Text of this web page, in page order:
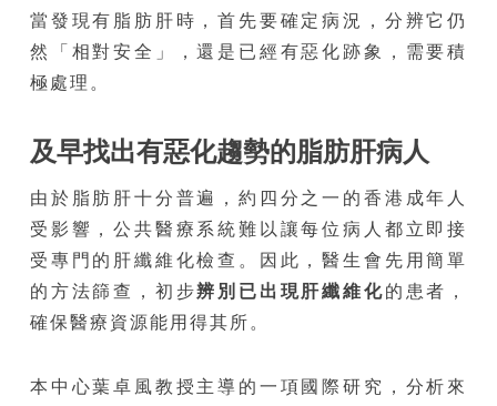
當發現有脂肪肝時，首先要確定病況，分辨它仍
然「相對安全」，還是已經有惡化跡象，需要積
極處理。
及早找出有惡化趨勢的脂肪肝病人
由於脂肪肝十分普遍，約四分之一的香港成年人
受影響，公共醫療系統難以讓每位病人都立即接
受專門的肝纖維化檢查。因此，醫生會先用簡單
的方法篩查，初步辨別已出現肝纖維化的患者，
確保醫療資源能用得其所。
本中心葉卓風教授主導的一項國際研究，分析來